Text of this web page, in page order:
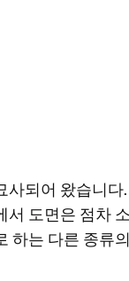
되어 왔습니
도면은 점차
하는 다른 종류